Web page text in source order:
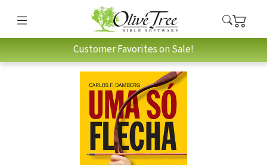
Customer Favorites on Sale!